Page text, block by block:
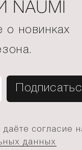
о новинках
согласие
данных